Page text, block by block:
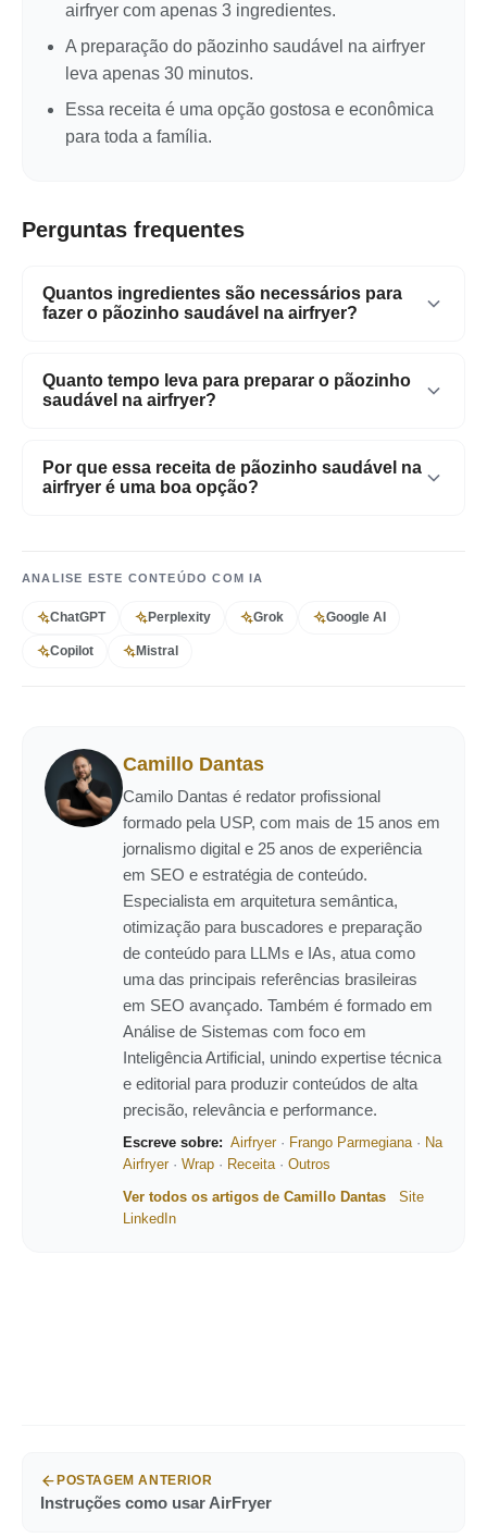
airfryer com apenas 3 ingredientes.
A preparação do pãozinho saudável na airfryer
leva apenas 30 minutos.
Essa receita é uma opção gostosa e econômica
para toda a família.
Perguntas frequentes
Quantos ingredientes são necessários para
fazer o pãozinho saudável na airfryer?
Quanto tempo leva para preparar o pãozinho
saudável na airfryer?
Por que essa receita de pãozinho saudável na
airfryer é uma boa opção?
ANALISE ESTE CONTEÚDO COM IA
ChatGPT Perplexity Grok Google AI
Copilot Mistral
Camillo Dantas
Camilo Dantas é redator profissional
formado pela USP, com mais de 15 anos em
jornalismo digital e 25 anos de experiência
em SEO e estratégia de conteúdo.
Especialista em arquitetura semântica,
otimização para buscadores e preparação
de conteúdo para LLMs e IAs, atua como
uma das principais referências brasileiras
em SEO avançado. Também é formado em
Análise de Sistemas com foco em
Inteligência Artificial, unindo expertise técnica
e editorial para produzir conteúdos de alta
precisão, relevância e performance.
Escreve sobre: Airfryer· Frango Parmegiana· Na
Airfryer· Wrap · Receita· Outros
Ver todos os artigos de Camillo Dantas
Site
LinkedIn
POSTAGEM ANTERIOR
Instruções como usar AirFryer